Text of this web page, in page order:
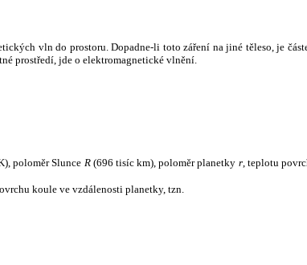
vln do prostoru. Dopadne-li toto záření na jiné těleso, je
prostředí, jde o elektromagnetické vlnění.
poloměr Slunce R(696 tisíc km), poloměr planetky r, teplotu
koule ve vzdálenosti planetky, tzn.